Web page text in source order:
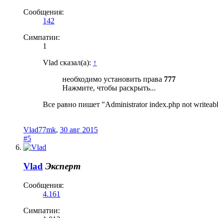
Сообщения:
142
Симпатии:
1
Vlad сказал(а): ↑
необходимо установить права 777
Нажмите, чтобы раскрыть...
Все равно пишет "Administrator index.php not
Vlad77mk, 30 авг 2015
#5
Vlad Эксперт
Сообщения:
4.161
Симпатии: